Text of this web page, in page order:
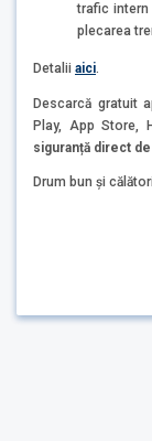
trafic
plecarea
Detalii aici.
Descarcă gratuit
Play, App Store,
siguranță direct
Drum bun și